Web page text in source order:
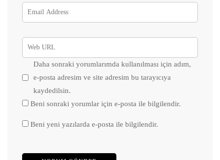
Daha sonraki yorumlarımda kullanılması için adım,
e-posta adresim ve site adresim bu tarayıcıya
kaydedilsin.
Beni sonraki yorumlar için e-posta ile bilgilendir.
Beni yeni yazılarda e-posta ile bilgilendir.